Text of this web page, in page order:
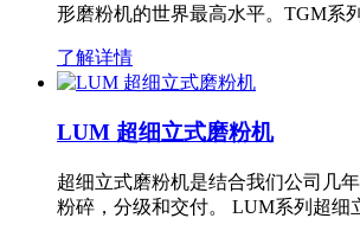
形磨粉机的世界最高水平。TGM系
了解详情
LUM 超细立式磨粉机
超细立式磨粉机是结合我们公司几
粉碎，分级和交付。 LUM系列超